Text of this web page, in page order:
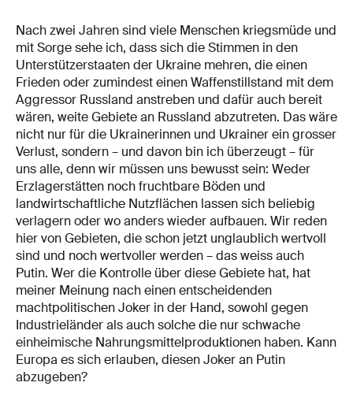
Nach zwei Jahren sind viele Menschen kriegsmüde und
mit Sorge sehe ich, dass sich die Stimmen in den
Unterstützerstaaten der Ukraine mehren, die einen
Frieden oder zumindest einen Waffenstillstand mit dem
Aggressor Russland anstreben und dafür auch bereit
wären, weite Gebiete an Russland abzutreten. Das wäre
nicht nur für die Ukrainerinnen und Ukrainer ein grosser
Verlust, sondern – und davon bin ich überzeugt – für
uns alle, denn wir müssen uns bewusst sein: Weder
Erzlagerstätten noch fruchtbare Böden und
landwirtschaftliche Nutzflächen lassen sich beliebig
verlagern oder wo anders wieder aufbauen. Wir reden
hier von Gebieten, die schon jetzt unglaublich wertvoll
sind und noch wertvoller werden – das weiss auch
Putin. Wer die Kontrolle über diese Gebiete hat, hat
meiner Meinung nach einen entscheidenden
machtpolitischen Joker in der Hand, sowohl gegen
Industrieländer als auch solche die nur schwache
einheimische Nahrungsmittelproduktionen haben. Kann
Europa es sich erlauben, diesen Joker an Putin
abzugeben?